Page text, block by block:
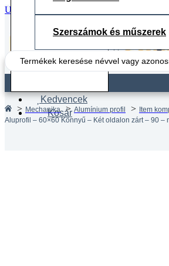
Ugrás a fő tartalomhoz
Search
...
Kedvencek
Kosár
Szerszámok és műszerek
Mechanika Alumínium profil Item
Aluprofil – 60×60 Könnyű – Két oldalon zárt – 90 –